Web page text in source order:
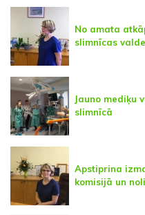
No amata
slimnīcas
Jauno mediķu
slimnīcā
Apstiprina
komisijā un